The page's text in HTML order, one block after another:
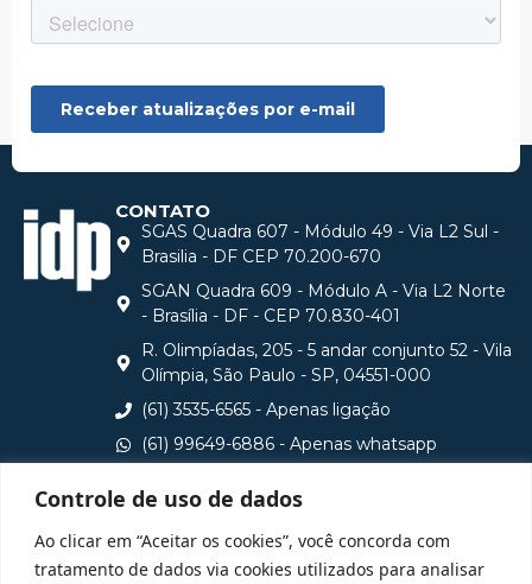
Controle de uso de dados
Ao clicar em “Aceitar os cookies”, você concorda com
tratamento de dados via cookies utilizados para analisar
CONTATO
SGAS Quadra 607 - Módulo 49 - Via L2 Sul -
Brasilia - DF CEP 70.200-670
SGAN Quadra 609 - Módulo A - Via L2 Norte
- Brasília - DF - CEP 70.830-401
R. Olimpíadas, 205 - 5 andar conjunto 52 - Vila
Olímpia, São Paulo - SP, 04551-000
(61) 3535-6565 - Apenas ligação
(61) 99649-6886 - Apenas whatsapp
Consulte aqui o cadastro da Instituição no Sistema e-
MEC